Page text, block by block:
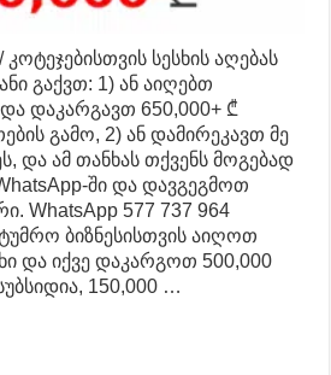
სესხის აღებას
გაქვთ: 1) ან აიღებთ
დაკარგავთ 650,000+ ₾
გამო, 2) ან დამირეკავთ მე
და ამ თანხას თქვენს მოგებად
ში და დავგეგმოთ
WhatsApp 577 737 964
ბიზნესისთვის აიღოთ
და იქვე დაკარგოთ 500,000
150,000 …